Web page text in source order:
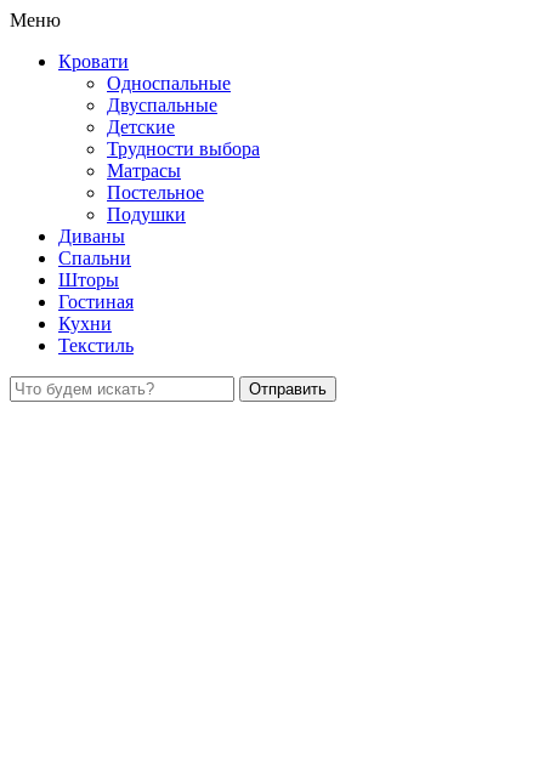
Меню
Кровати
Односпальные
Двуспальные
Детские
Трудности выбора
Матрасы
Постельное
Подушки
Диваны
Спальни
Шторы
Гостиная
Кухни
Текстиль